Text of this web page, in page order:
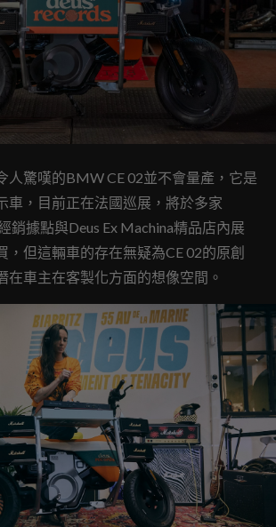
人驚嘆的BMW CE 02並不會量產，它是
車，目前正在法國巡展，將於多家
銷據點與Deus Ex Machina精品店內展
，但這輛車的存在無疑為CE 02的原創
在車主在客製化方面的想像空間。